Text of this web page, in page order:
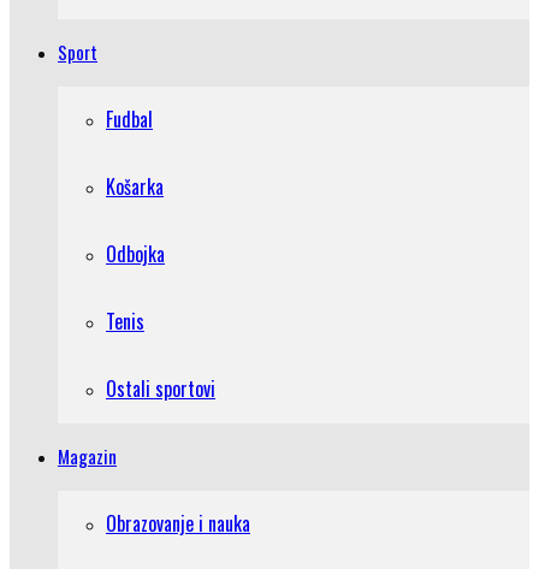
Sport
Fudbal
Košarka
Odbojka
Tenis
Ostali sportovi
Magazin
Obrazovanje i nauka